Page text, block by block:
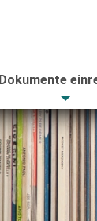
Dokumente